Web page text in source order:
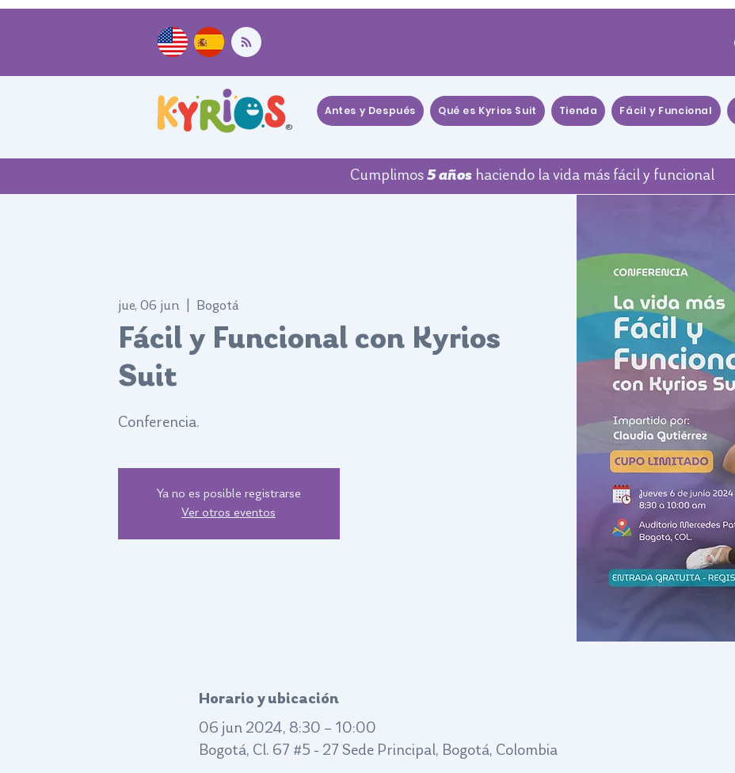
®
Antes y Después Qué es Kyrios Suit Tienda Fácil y Funcional
Cumplimos 5 añoshaciendo la vida más fácil y funcional
jue, 06 jun Bogotá
Fácil y Funcional con Kyrios
Suit
Conferencia.
Ya no es posible registrarse
Ver otros eventos
Horario y ubicación
06 jun 2024, 8:30 – 10:00
Bogotá, Cl. 67 #5 - 27 Sede Principal, Bogotá, Colombia